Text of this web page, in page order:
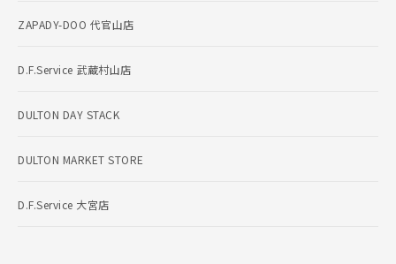
ZAPADY-DOO 代官山店
D.F.Service 武蔵村山店
DULTON DAY STACK
DULTON MARKET STORE
D.F.Service 大宮店